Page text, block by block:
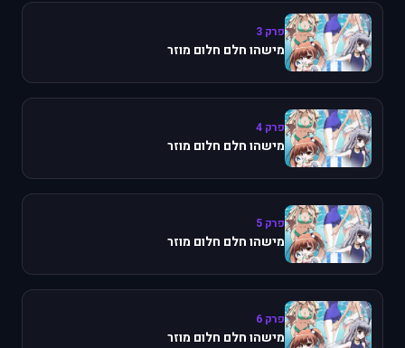
פרק 3
מישהו חלם חלום מוזר
פרק 4
מישהו חלם חלום מוזר
פרק 5
מישהו חלם חלום מוזר
פרק 6
מישהו חלם חלום מוזר